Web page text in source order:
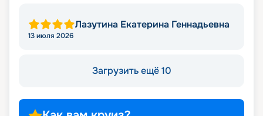
Лазутина Екатерина Геннадьевна
13 июля 2026
Загрузить ещё 10